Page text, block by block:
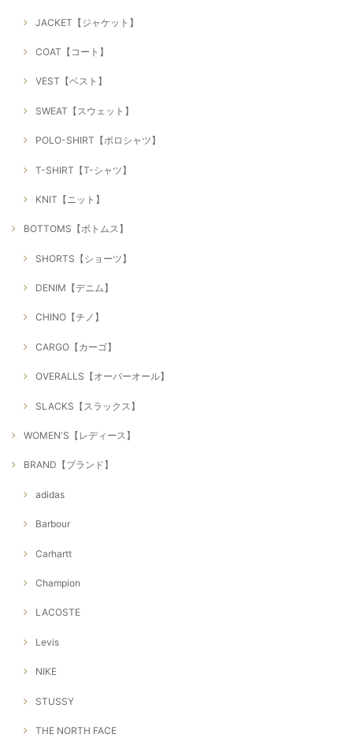
JACKET【ジャケット】
COAT【コート】
VEST【ベスト】
SWEAT【スウェット】
POLO-SHIRT【ポロシャツ】
T-SHIRT【T-シャツ】
KNIT【ニット】
BOTTOMS【ボトムス】
SHORTS【ショーツ】
DENIM【デニム】
CHINO【チノ】
CARGO【カーゴ】
OVERALLS【オーバーオール】
SLACKS【スラックス】
WOMEN'S【レディース】
BRAND【ブランド】
adidas
Barbour
Carhartt
Champion
LACOSTE
Levis
NIKE
STUSSY
THE NORTH FACE